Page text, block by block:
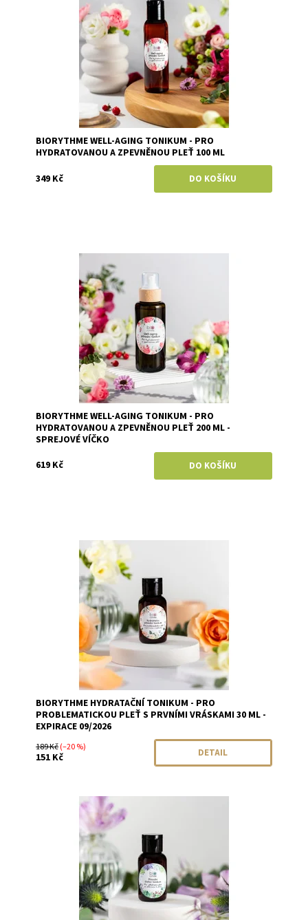
BIORYTHME WELL-AGING TONIKUM - PRO
HYDRATOVANOU A ZPEVNĚNOU PLEŤ 100 ML
349 Kč
Dostupnost:
Skladem
Biorythme
BIORYTHME WELL-AGING TONIKUM - PRO
HYDRATOVANOU A ZPEVNĚNOU PLEŤ 200 ML -
SPREJOVÉ VÍČKO
619 Kč
Dostupnost:
Momentálně vyprodáno
Biorythme
BIORYTHME HYDRATAČNÍ TONIKUM - PRO
PROBLEMATICKOU PLEŤ S PRVNÍMI VRÁSKAMI 30 ML -
EXPIRACE 09/2026
189 Kč(–20 %)
151 Kč DETAIL
Dostupnost:
Skladem
Biorythme